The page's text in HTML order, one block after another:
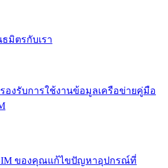
มิตรกับเรา
องรับการใช้งานข้อมูลเครือข่ายคู่มือ
ของคุณแก้ไขปัญหาอุปกรณ์ที่